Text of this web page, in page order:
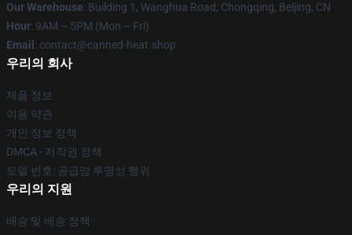
Our Warehouse: Building 1, Wanghua Road, Chongqing, Beijing, CN
Hour: 9AM – 5PM (Mon – Fri)
Email : contact@canned-heat.shop
우리의 회사
제품 정보
이용 약관
개인 정보 정책
DMCA - 저작권 정책
모델 번호: 공급망 투명성 행위
우리의 지원
배송 및 배송 정책